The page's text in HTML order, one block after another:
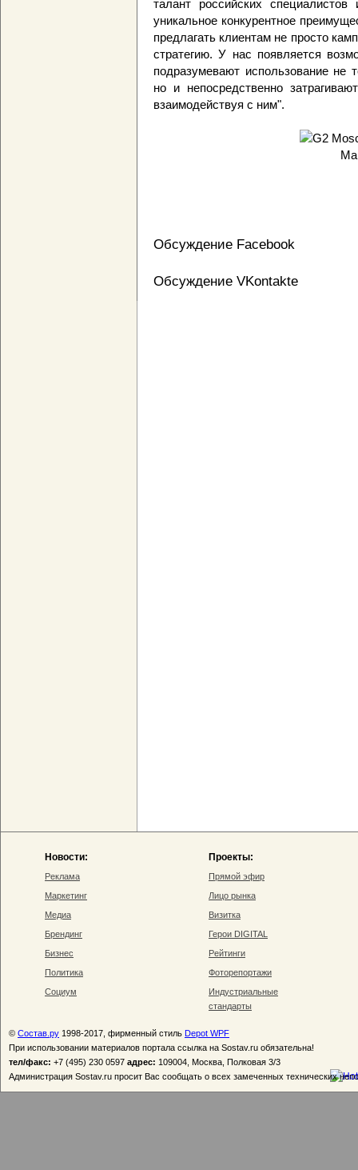
талант российских
уникальное конкурентное
предлагать клиентам не просто
стратегию. У нас появляется
подразумевают использование не
но и непосредственно
взаимодействуя с ним".
Обсуждение Facebook
Обсуждение VKontakte
Новости:
Реклама
Маркетинг
Медиа
Брендинг
Бизнес
Политика
Социум
Проекты:
Прямой эфир
Лицо рынка
Визитка
Герои DIGITAL
Рейтинги
Фоторепортажи
Индустриальные
стандарты
© Состав.ру 1998-2017, фирменный стиль Depot WPF
При использовании материалов портала ссылка на Sostav.ru обязательна!
тел/факс: +7 (495) 230 0597 адрес: 109004, Москва, Полковая 3/3
Администрация Sostav.ru просит Вас сообщать о всех замеченных технических